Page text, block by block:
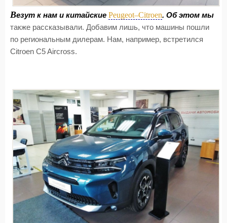
Везут к нам и китайские Peugeot–Citroen. Об этом мы
также рассказывали. Добавим лишь, что машины пошли
по региональным дилерам. Нам, например, встретился
Citroen C5 Aircross.